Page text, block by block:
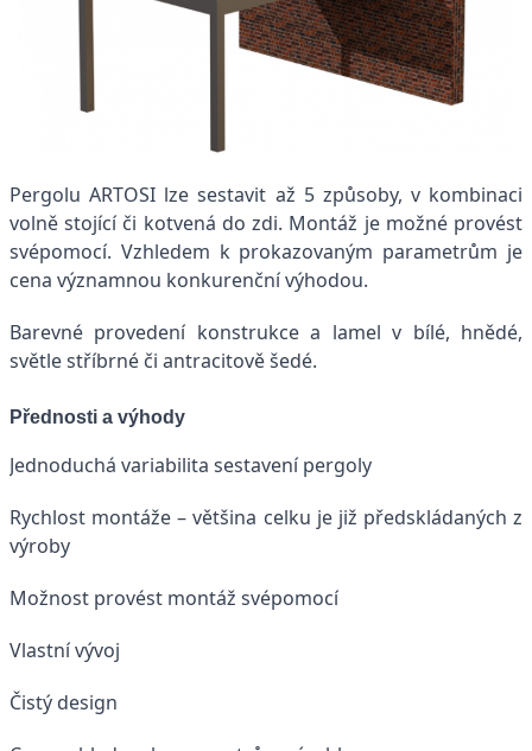
Pergolu ARTOSI lze sestavit až 5 způsoby, v kombinaci
volně stojící či kotvená do zdi. Montáž je možné provést
svépomocí. Vzhledem k prokazovaným parametrům je
cena významnou konkurenční výhodou.
Barevné provedení konstrukce a lamel v bílé, hnědé,
světle stříbrné či antracitově šedé.
Přednosti a výhody
Jednoduchá variabilita sestavení pergoly
Rychlost montáže – většina celku je již předskládaných z
výroby
Možnost provést montáž svépomocí
Vlastní vývoj
Čistý design